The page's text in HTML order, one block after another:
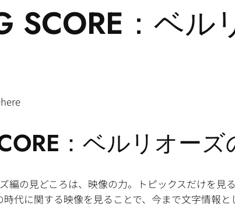
SCORE：ベ
：ベルリオー
編の見どころは、映像の力。トピックスだけを
代に関する映像を見ることで、今まで文字情報